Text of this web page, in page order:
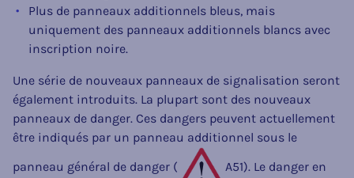
Plus de panneaux additionnels bleus, mais
uniquement des panneaux additionnels blancs avec
inscription noire.
Une série de nouveaux panneaux de signalisation seront
également introduits. La plupart sont des nouveaux
panneaux de danger. Ces dangers peuvent actuellement
être indiqués par un panneau additionnel sous le
panneau général de danger (
A51). Le danger en